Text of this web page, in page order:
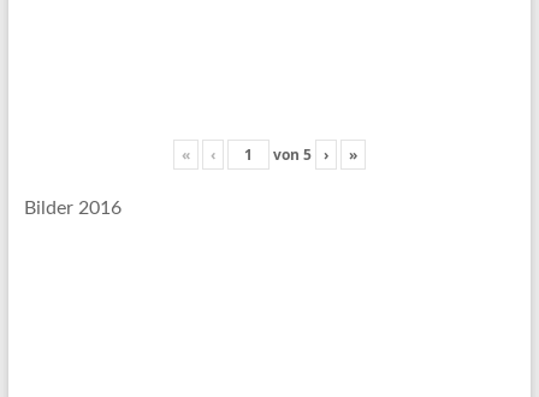
« ‹ von 5 › »
Bilder 2016